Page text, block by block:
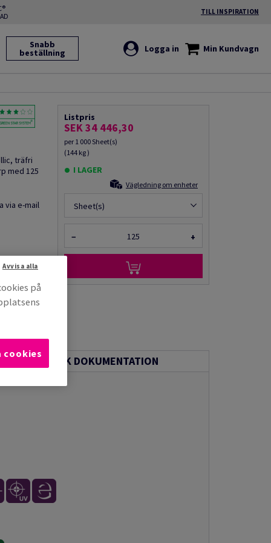
TILL INSPIRATION
Snabb
beställning Logga in Min Kundvagn
träfri
med 125
via e-mail
Listpris
SEK 34 446,30
per 1 000 Sheet(s)
(144 kg )
I LAGER
Vägledning om enheter
Sheet(s)
− +
TEKNISK DOKUMENTATION
på
Avvisa alla
cookies